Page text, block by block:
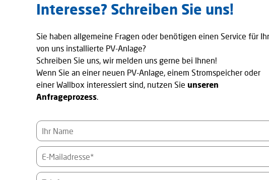
Interesse? Schreiben Sie uns!
Sie haben allgemeine Fragen oder benötigen einen Service für
von uns installierte PV-Anlage?
Schreiben Sie uns, wir melden uns gerne bei Ihnen!
Wenn Sie an einer neuen PV-Anlage, einem Stromspeicher oder
einer Wallbox interessiert sind, nutzen Sie unseren
Anfrageprozess.